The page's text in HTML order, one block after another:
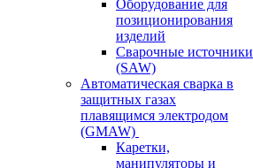
Оборудование для
позиционирования
изделий
Сварочные источники
(SAW)
Автоматическая сварка в
защитных газах
плавящимся электродом
(GMAW)
Каретки,
манипуляторы и